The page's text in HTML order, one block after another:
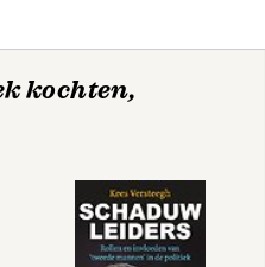
kochten,